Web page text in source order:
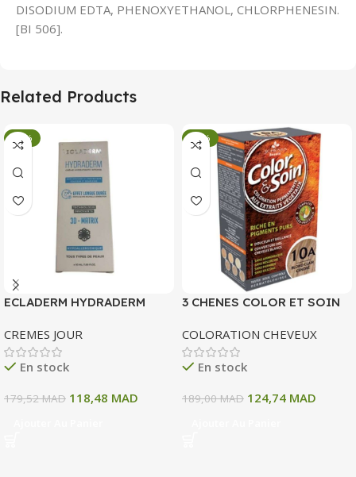
DISODIUM EDTA, PHENOXYETHANOL, CHLORPHENESIN.
[BI 506].
Related Products
-34%
ECLADERM HYDRADERM
INTENSE 72H 50 ML
CREMES JOUR
En stock
179,52MAD 118,48 MAD
-34%
3 CHENES COLOR ET SOIN
10 A BLOND CLAIR CENDRE
135 ML
COLORATION CHEVEUX
En stock
189,00MAD 124,74 MAD